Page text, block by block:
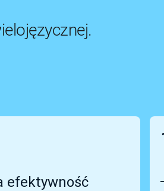
efektywność